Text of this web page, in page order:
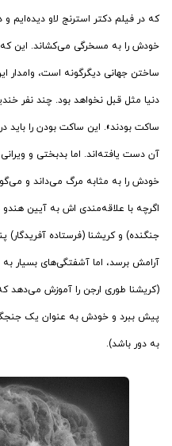
که در فیلم دکتر استرنج لاو
خودش را به مسخرگی می‌کشاند. این که
ساختن جهانی دیگرگونه است،
دنیا مثل قبل نخواهد بود. چند نفر
ساکت بودند». این ساکت بودن را باید
آن دست یافته‌اند. اما بدبختی و
خودش را به مثابه مرگ می‌داند و
اگرچه با علاقه‌مندی اش به آیین هندو
جنگنده) و کریشنا (فرستاده آفریدگار)
آرامش برسد، اما آشفتگی‌های بسیار
(کریشنا طوری ارجن را آموزش می‌دهد
پیش ببرد و خودش به عنوان یک
به دور باشد).